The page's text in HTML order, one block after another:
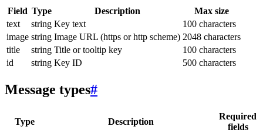
Field Type Description
Max size
text
string Key text
100 characters
image string Image URL (https or http scheme) 2048 characters
title
string Title or tooltip key
100 characters
id
string Key ID 500 characters
Message types#
Type Description
Required
fields